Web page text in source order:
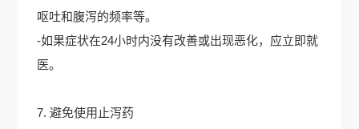
呕吐和腹泻的频率等。
-如果症状在24小时内没有改善或出现恶化，应立即就
医。
7. 避免使用止泻药